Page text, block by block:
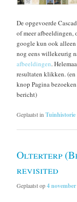
De opgevoerde
of meer afbeeldingen,
google kun ook
nog eens willekeurig
afbeeldingen.
resultaten klikken.
knop Pagina
bericht)
Geplaatst inTuinhistorie
Olterterp
revisited
Geplaatst op4